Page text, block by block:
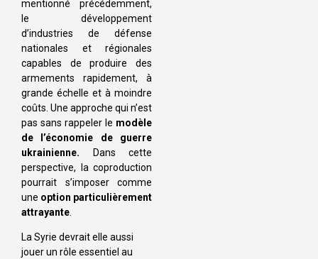
mentionné précédemment,
le développement
d’industries de défense
nationales et régionales
capables de produire des
armements rapidement, à
grande échelle et à moindre
coûts. Une approche qui n’est
pas sans rappeler le modèle
de l’économie de guerre
ukrainienne. Dans cette
perspective, la coproduction
pourrait s’imposer comme
une option particulièrement
attrayante
La Syrie devrait elle aussi
jouer un rôle essentiel au